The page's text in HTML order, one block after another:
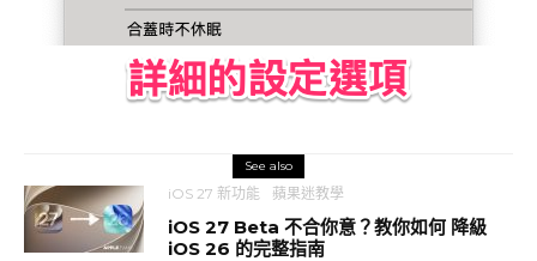
See also
iOS 27 新功能 蘋果迷教學
iOS 27 Beta 不合你意？教你如何 降級
iOS 26 的完整指南